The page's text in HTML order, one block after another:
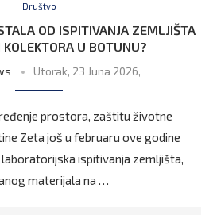
Društvo
OD ISPITIVANJA ZEMLJIŠTA
KOLEKTORA U BOTUNU?
Utorak, 23 Juna 2026,
prostora, zaštitu životne
Zeta još u februaru ove godine
ispitivanja zemljišta,
materijala na …